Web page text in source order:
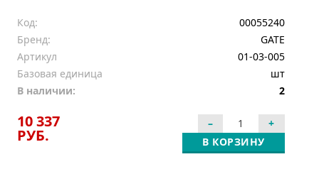
Код:
00055240
Бренд:
GATE
Артикул
01-03-005
Базовая единица
шт
В наличии:
2
10 337
РУБ. В КОРЗИНУ